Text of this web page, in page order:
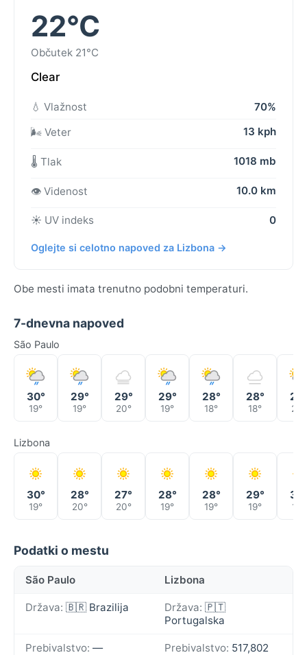
22°C
Občutek 21°C
Clear
💧 Vlažnost
70%
🌬️ Veter
13 kph
🌡️ Tlak 1018 mb
👁️ Videnost 10.0 km
☀️ UV indeks 0
Oglejte si celotno napoved za Lizbona →
Obe mesti imata trenutno podobni temperaturi.
7-dnevna napoved
São Paulo
30°
19°
29°
19°
29°
20°
29°
19°
28°
18°
28°
18°
27°
20°
Lizbona
30°
19°
28°
20°
27°
20°
28°
19°
28°
19°
29°
19° 19°
Podatki o mestu
São Paulo Lizbona
Država: 🇧🇷 Brazilija Država: 🇵🇹
Portugalska
Prebivalstvo: — Prebivalstvo: 517,802